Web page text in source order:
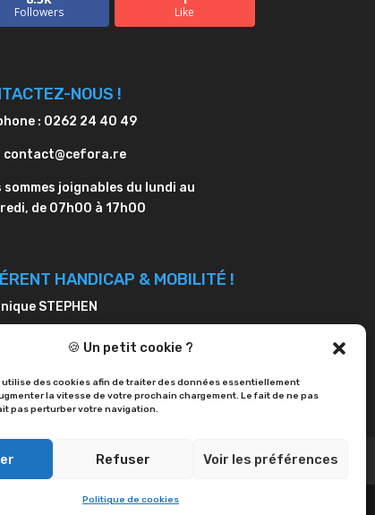
🍪 Un petit cookie ?
utilise des cookies afin de traiter des données essentiellement
la vitesse de votre prochain chargement. Le fait de ne pas
pas perturber votre navigation.
Refuser Voir les préférences
Politique de cookies
Followers Like
NOUS !
: 0262 24 40 49
contact@cefora.re
sommes joignables du lundi au
de 07h00 à 17h00
HANDICAP & MOBILITÉ !
STEPHEN
: 0262 24 40 49